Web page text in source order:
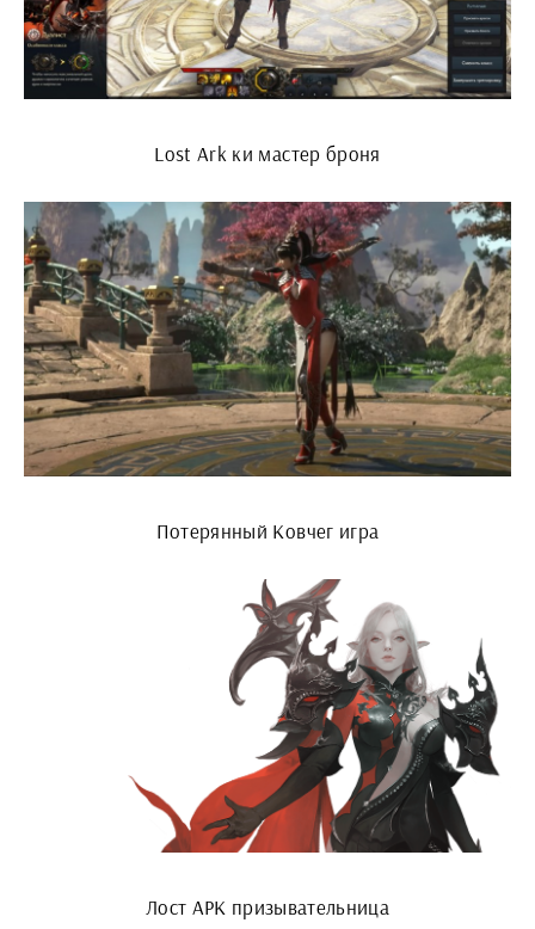
Lost Ark ки мастер броня
Потерянный Ковчег игра
Лост АРК призывательница